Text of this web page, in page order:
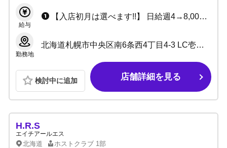
給与
【入店初月は選べます!!】 日給週4→8,000円 週5→9,000円 週6→10,000円 or 小計100%バック+各種賞金+皆勤賞
勤務地
北海道札幌市中央区南6条西4丁目4-3 LC壱番館4F
検討中に追加 店舗詳細を見る
H.R.S
エイチアールエス
北海道 ホストクラブ 1部